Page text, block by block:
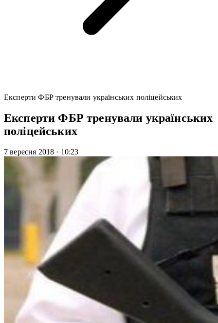
Експерти ФБР тренували українських поліцейських
Експерти ФБР тренували українських
поліцейських
7 вересня 2018 · 10:23